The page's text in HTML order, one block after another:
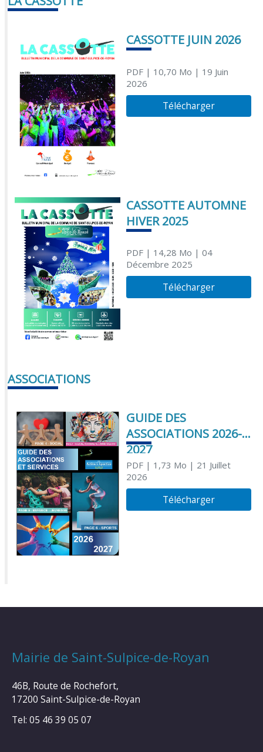
CASSOTTE JUIN 2026
PDF| 10,70 Mo | 19 Juin
2026
Télécharger
CASSOTTE AUTOMNE
HIVER 2025
PDF| 14,28 Mo | 04
Décembre 2025
Télécharger
ASSOCIATIONS
GUIDE DES
ASSOCIATIONS 2026-
2027
PDF| 1,73 Mo | 21 Juillet
2026
Télécharger
Mairie de Saint-Sulpice-de-Royan
46B, Route de Rochefort,
17200 Saint-Sulpice-de-Royan
Tel: 05 46 39 05 07